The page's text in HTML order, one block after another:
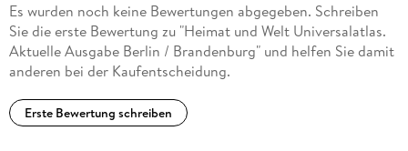
Es wurden noch keine Bewertungen abgegeben. Schreiben
Sie die erste Bewertung zu "Heimat und Welt Universalatlas.
Aktuelle Ausgabe Berlin / Brandenburg" und helfen Sie damit
anderen bei der Kaufentscheidung.
Erste Bewertung schreiben